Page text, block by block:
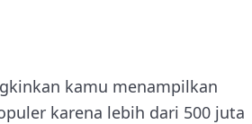
kamu menampilkan
karena lebih dari 500 juta